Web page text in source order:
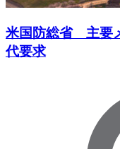
米国防総省 主要
代要求